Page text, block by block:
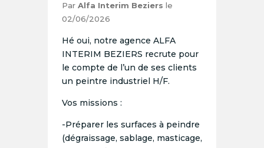
Par Alfa Interim Beziers le
02/06/2026
Hé oui, notre agence ALFA
INTERIM BEZIERS recrute pour
le compte de l’un de ses clients
un peintre industriel H/F.
Vos missions :
-Préparer les surfaces à peindre
(dégraissage, sablage, masticage,